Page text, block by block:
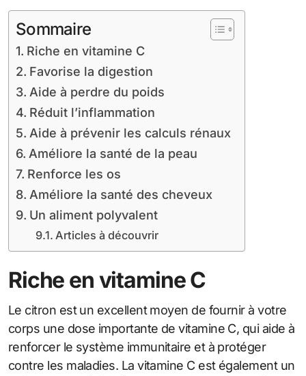
Sommaire
Riche en vitamine C
Favorise la digestion
Aide à perdre du poids
Réduit l’inflammation
Aide à prévenir les calculs rénaux
Améliore la santé de la peau
Renforce les os
Améliore la santé des cheveux
Un aliment polyvalent
Articles à découvrir
Riche en vitamine C
Le citron est un excellent moyen de fournir à votre
corps une dose importante de vitamine C, qui aide à
renforcer le système immunitaire et à protéger
contre les maladies. La vitamine C est également un